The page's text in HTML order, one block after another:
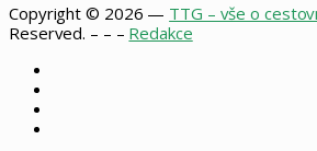
Copyright © 2026 — TTG – vše o
Reserved. – – – Redakce